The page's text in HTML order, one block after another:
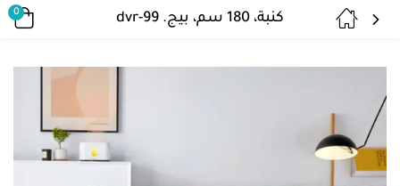
كنبة، 180 سم، بيج. dvr-99 0